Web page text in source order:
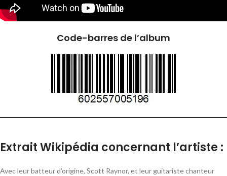
Code-barres de l’album
Extrait Wikipédia concernant l’artiste :
Avec leur batteur d’origine, Scott Raynor, et leur guitariste chanteur